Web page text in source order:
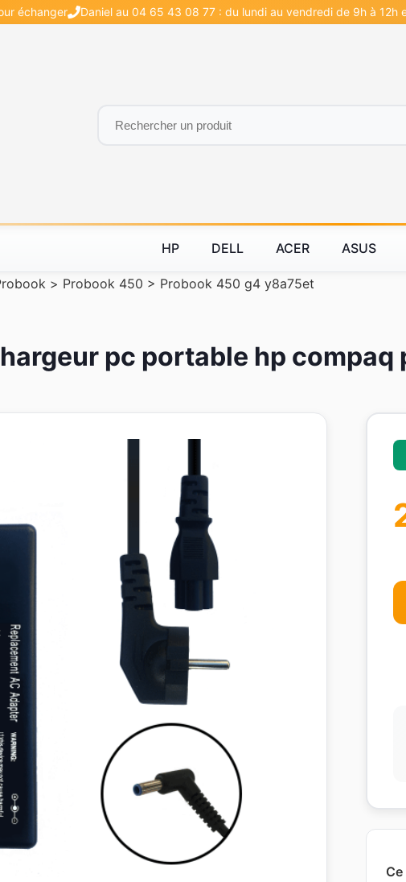
échanger Daniel au 04 65 43 08 77 : du lundi au vendredi de 9h à 12h
HP DELL ACER ASUS
> Probook 450 > Probook 450 g4 y8a75et
pc portable hp